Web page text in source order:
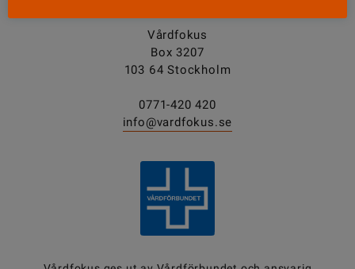
Vårdfokus
Box 3207
103 64 Stockholm
0771-420 420
info@vardfokus.se